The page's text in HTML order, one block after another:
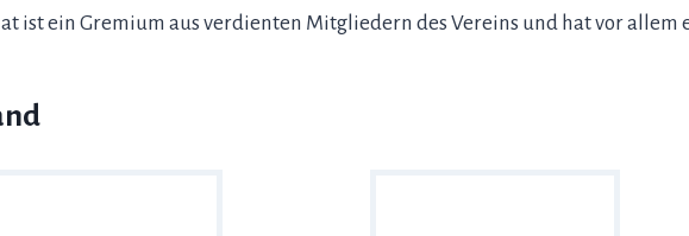
ist ein Gremium aus verdienten Mitgliedern des Vereins und hat vor allem